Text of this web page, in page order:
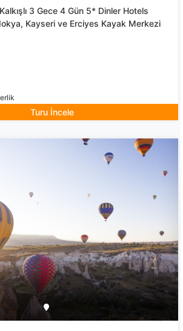
3 Gece 4 Gün 5* Dinler Hotels
Kayseri ve Erciyes Kayak Merkezi
Turu İncele